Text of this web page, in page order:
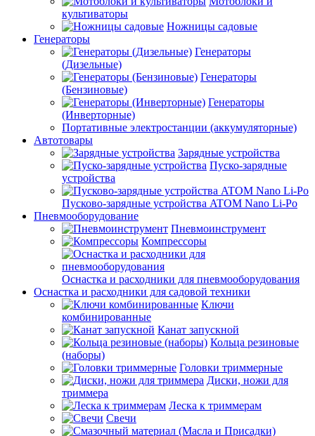
культиваторы
Ножницы садовые
Генераторы
Генераторы
(Дизельные)
Генераторы
(Бензиновые)
Генераторы
(Инверторные)
Портативные электростанции (аккумуляторные)
Автотовары
Зарядные устройства
Пуско-зарядные
устройства
Пусково-зарядные устройства ATOM Nano Li-Po
Пневмооборудование
Пневмоинструмент
Компрессоры
Оснастка и расходники для пневмооборудования
Оснастка и расходники для садовой техники
Ключи
комбинированные
Канат запускной
Кольца резиновые
(наборы)
Головки триммерные
Диски, ножи для
триммера
Леска к триммерам
Свечи